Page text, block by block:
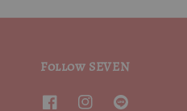
Follow SEVEN